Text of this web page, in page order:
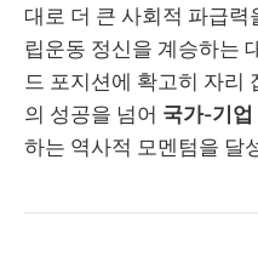
대로 더 큰 사회적 파급
립운동 정신을 계승하는
드 포지션에 확고히 자리
의 성공을 넘어 국가-기
하는 역사적 모멘텀을 달